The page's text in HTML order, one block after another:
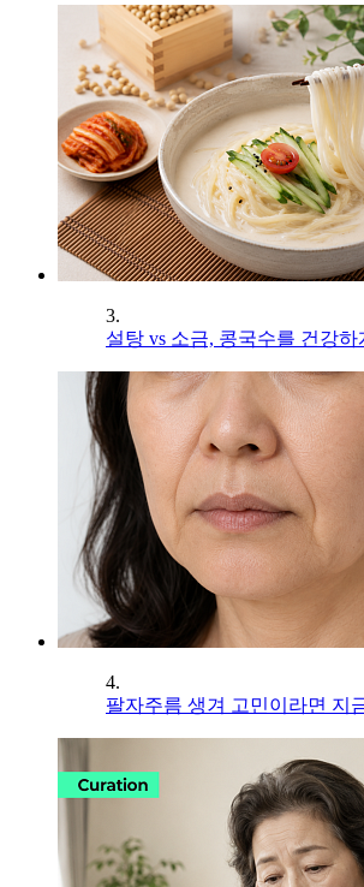
3.
설탕 vs 소금, 콩국수를 건강하
4.
팔자주름 생겨 고민이라면 지